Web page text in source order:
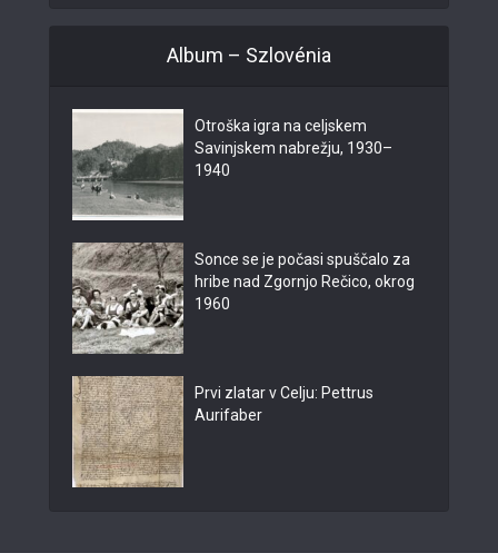
Album – Szlovénia
Otroška igra na celjskem
Savinjskem nabrežju, 1930–
1940
Sonce se je počasi spuščalo za
hribe nad Zgornjo Rečico, okrog
1960
Prvi zlatar v Celju: Pettrus
Aurifaber